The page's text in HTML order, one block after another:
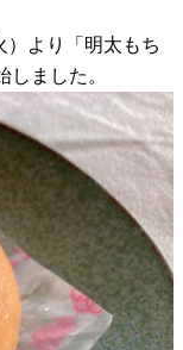
）より「明太もち
ました。